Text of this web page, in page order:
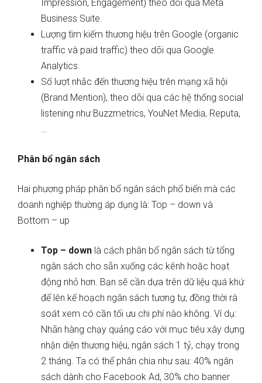
Impression, Engagement) theo dõi qua Meta
Business Suite.
Lượng tìm kiếm thương hiệu trên Google (organic
traffic và paid traffic) theo dõi qua Google
Analytics.
Số lượt nhắc đến thương hiệu trên mạng xã hội
(Brand Mention), theo dõi qua các hệ thống social
listening như Buzzmetrics, YouNet Media, Reputa,
Phân bổ ngân sách
Hai phương pháp phân bổ ngân sách phổ biến mà các
doanh nghiệp thường áp dụng là: Top – down và
Bottom – up
Top – down là cách phân bổ ngân sách từ tổng
ngân sách cho sẵn xuống các kênh hoặc hoạt
động nhỏ hơn. Bạn sẽ cần dựa trên dữ liệu quá khứ
để lên kế hoạch ngân sách tương tự, đồng thời rà
soát xem có cần tối ưu chi phí nào không. Ví dụ:
Nhãn hàng chạy quảng cáo với mục tiêu xây dựng
nhận diện thương hiệu, ngân sách 1 tỷ, chạy trong
2 tháng. Ta có thể phân chia như sau: 40% ngân
sách dành cho Facebook Ad, 30% cho banner